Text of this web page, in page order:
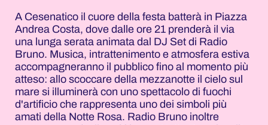
A Cesenatico il cuore della festa batterà in Piazza
Andrea Costa, dove dalle ore 21 prenderà il via
una lunga serata animata dal DJ Set di Radio
Bruno. Musica, intrattenimento e atmosfera estiva
accompagneranno il pubblico fino al momento più
atteso: allo scoccare della mezzanotte il cielo sul
mare si illuminerà con uno spettacolo di fuochi
d'artificio che rappresenta uno dei simboli più
amati della Notte Rosa. Radio Bruno inoltre